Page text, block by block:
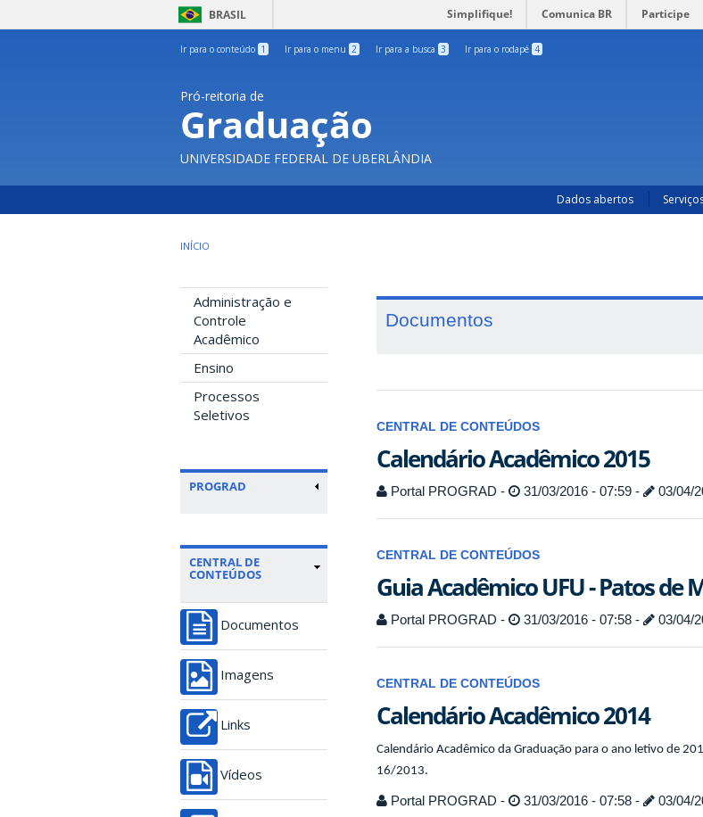
BRASIL Simplifique! Comunica BR Participe
Ir para o conteúdo 1 Ir para o menu 2 Ir para a busca 3 Ir para o rodapé 4
Pró-reitoria de
Graduação
UNIVERSIDADE FEDERAL DE UBERLÂNDIA
Dados abertos
INÍCIO
Administração e
Controle
Acadêmico
Ensino
Processos
Seletivos
PROGRAD
CENTRAL DE
CONTEÚDOS
Documentos
Imagens
Links
Vídeos
Documentos
CENTRAL DE CONTEÚDOS
Calendário Acadêmico 2015
Portal PROGRAD - 31/03/2016 - 07:59 - 03/04/
CENTRAL DE CONTEÚDOS
Guia Acadêmico UFU - Patos de
Portal PROGRAD - 31/03/2016 - 07:58 - 03/04/
CENTRAL DE CONTEÚDOS
Calendário Acadêmico 2014
Calendário Acadêmico da Graduação para o ano letivo de
16/2013.
Portal PROGRAD - 31/03/2016 - 07:58 - 03/04/